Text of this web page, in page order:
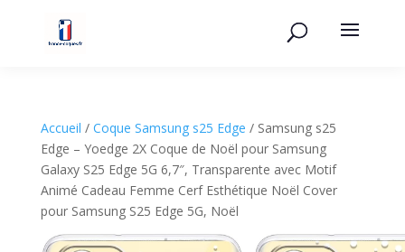
Accueil / Coque Samsung s25 Edge / Samsung s25
Edge – Yoedge 2X Coque de Noël pour Samsung
Galaxy S25 Edge 5G 6,7″, Transparente avec Motif
Animé Cadeau Femme Cerf Esthétique Noël Cover
pour Samsung S25 Edge 5G, Noël